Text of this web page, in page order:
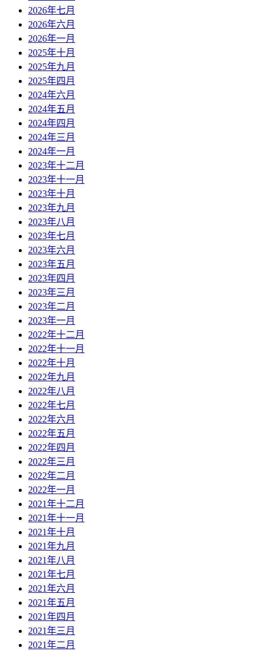
2026年七月
2026年六月
2026年一月
2025年十月
2025年九月
2025年四月
2024年六月
2024年五月
2024年四月
2024年三月
2024年一月
2023年十二月
2023年十一月
2023年十月
2023年九月
2023年八月
2023年七月
2023年六月
2023年五月
2023年四月
2023年三月
2023年二月
2023年一月
2022年十二月
2022年十一月
2022年十月
2022年九月
2022年八月
2022年七月
2022年六月
2022年五月
2022年四月
2022年三月
2022年二月
2022年一月
2021年十二月
2021年十一月
2021年十月
2021年九月
2021年八月
2021年七月
2021年六月
2021年五月
2021年四月
2021年三月
2021年二月